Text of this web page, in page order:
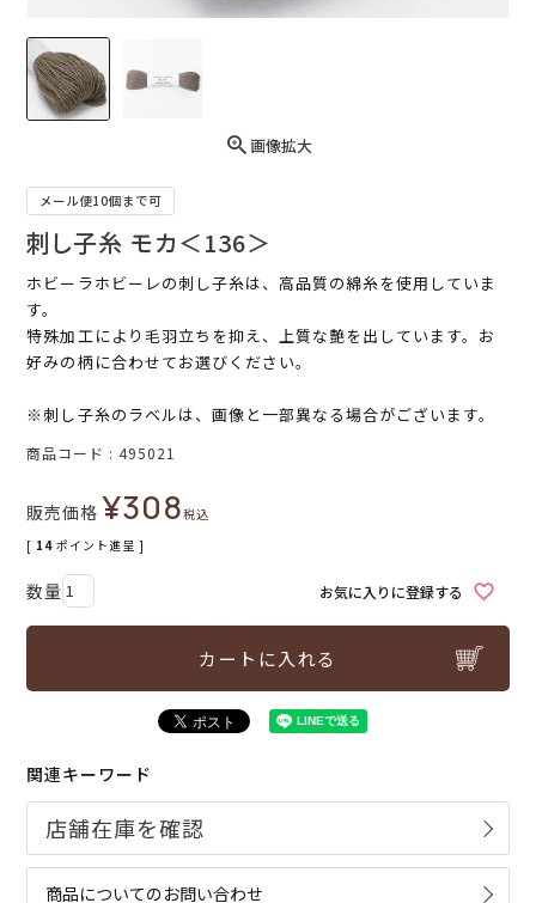
画像拡大
メール便10個まで可
刺し子糸 モカ＜136＞
ホビーラホビーレの刺し子糸は、高品質の綿糸を使用していま
す。
特殊加工により毛羽立ちを抑え、上質な艶を出しています。お
好みの柄に合わせてお選びください。
※刺し子糸のラベルは、画像と一部異なる場合がございます。
商品コード 495021
販売価格 ¥308税込
[ 14 ポイント進呈 ]
お気に入りに登録する
カートに入れる
関連キーワード
商品についてのお問い合わせ